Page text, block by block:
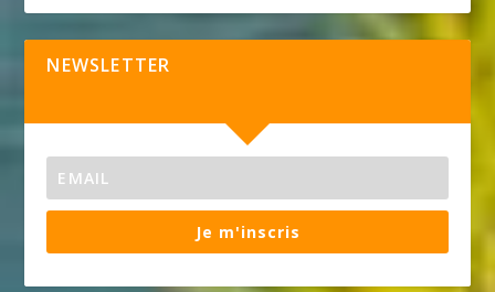
NEWSLETTER
Je m'inscris